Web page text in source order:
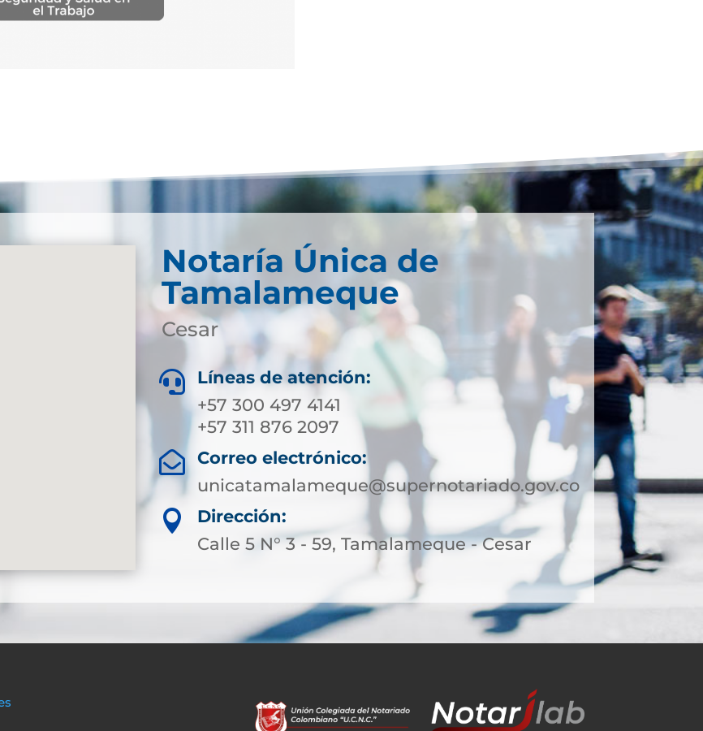
Notaría Única de
Tamalameque
Cesar

Líneas de atención:
+57 300 497 4141
+57 311 876 2097

Correo electrónico:
unicatamalameque@supernotariado.gov.co

Dirección:
Calle 5 N° 3 - 59, Tamalameque - Cesar